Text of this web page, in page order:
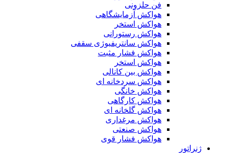
فن حلزونی
هواکش آزمایشگاهی
هواکش استخر
هواکش رستورانی
هواکش سانتریفیوژی سقفی
هواکش فشار مثبت
هواکش استخر
هواکش بین کانالی
هواکش سردخانه ای
هواکش خانگی
هواکش کارگاهی
هواکش گلخانه ای
هواکش مرغداری
هواکش صنعتی
هواکش فشار قوی
ژنراتور